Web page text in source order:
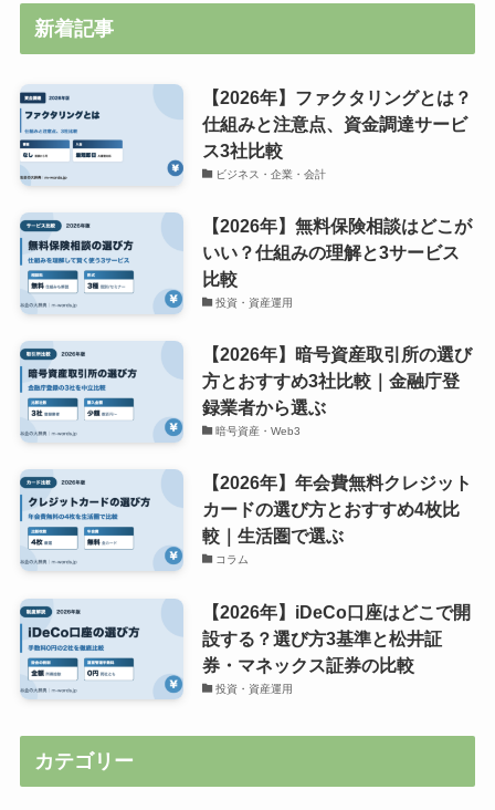
新着記事
【2026年】ファクタリングとは？
仕組みと注意点、資金調達サービ
ス3社比較
ビジネス・企業・会計
【2026年】無料保険相談はどこが
いい？仕組みの理解と3サービス
比較
投資・資産運用
【2026年】暗号資産取引所の選び
方とおすすめ3社比較｜金融庁登
録業者から選ぶ
暗号資産・Web3
【2026年】年会費無料クレジット
カードの選び方とおすすめ4枚比
較｜生活圏で選ぶ
コラム
【2026年】iDeCo口座はどこで開
設する？選び方3基準と松井証
券・マネックス証券の比較
投資・資産運用
カテゴリー